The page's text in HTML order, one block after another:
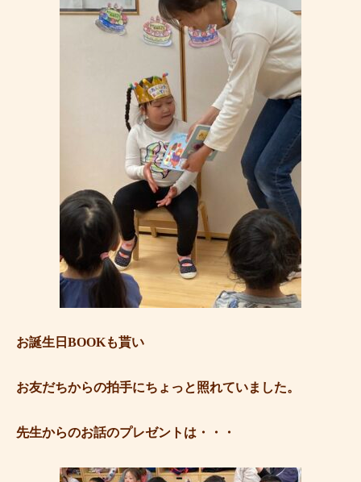
お誕生日BOOKも貰い
お友だちからの拍手にちょっと照れていました。
先生からのお話のプレゼントは・・・